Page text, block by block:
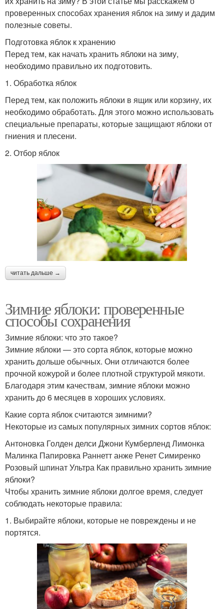
проверенных способах хранения яблок на зиму и дадим
полезные советы.
Подготовка яблок к хранению
Перед тем, как начать хранить яблоки на зиму,
необходимо правильно их подготовить.
1. Обработка яблок
Перед тем, как положить яблоки в ящик или корзину, их
необходимо обработать. Для этого можно использовать
специальные препараты, которые защищают яблоки от
гниения и плесени.
2. Отбор яблок
читать дальше →
Зимние яблоки: проверенные
способы сохранения
Зимние яблоки: что это такое?
Зимние яблоки — это сорта яблок, которые можно
хранить дольше обычных. Они отличаются более
прочной кожурой и более плотной структурой мякоти.
Благодаря этим качествам, зимние яблоки можно
хранить до 6 месяцев в хороших условиях.
Какие сорта яблок считаются зимними?
Некоторые из самых популярных зимних сортов яблок:
Антоновка Голден делси Джони Кумберленд Лимонка
Малинка Папировка Раннетт анже Ренет Симиренко
Розовый шпинат Ультра Как правильно хранить зимние
яблоки?
Чтобы хранить зимние яблоки долгое время, следует
соблюдать некоторые правила:
1. Выбирайте яблоки, которые не повреждены и не
портятся.